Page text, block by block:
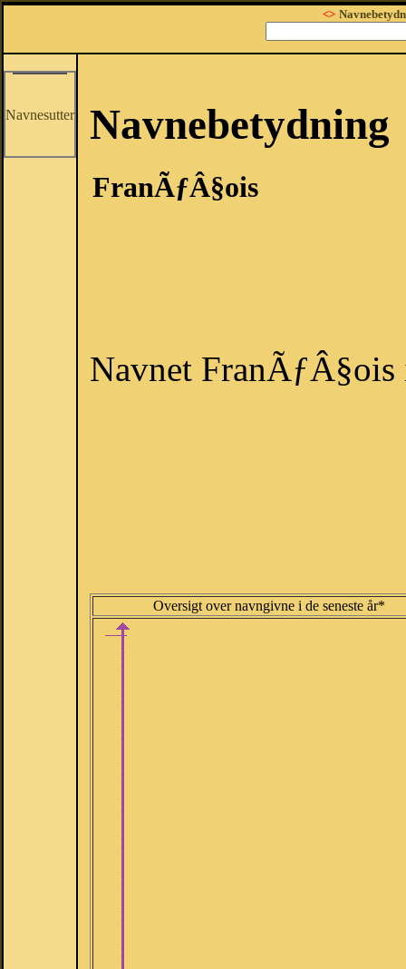
<>
Navnesutter Navnebetydning
FranÃƒÂ§ois
Navnet
Oversigt over navngivne i de seneste år*